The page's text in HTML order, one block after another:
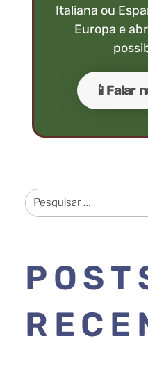
Italiana ou
Europa e
📱Falar